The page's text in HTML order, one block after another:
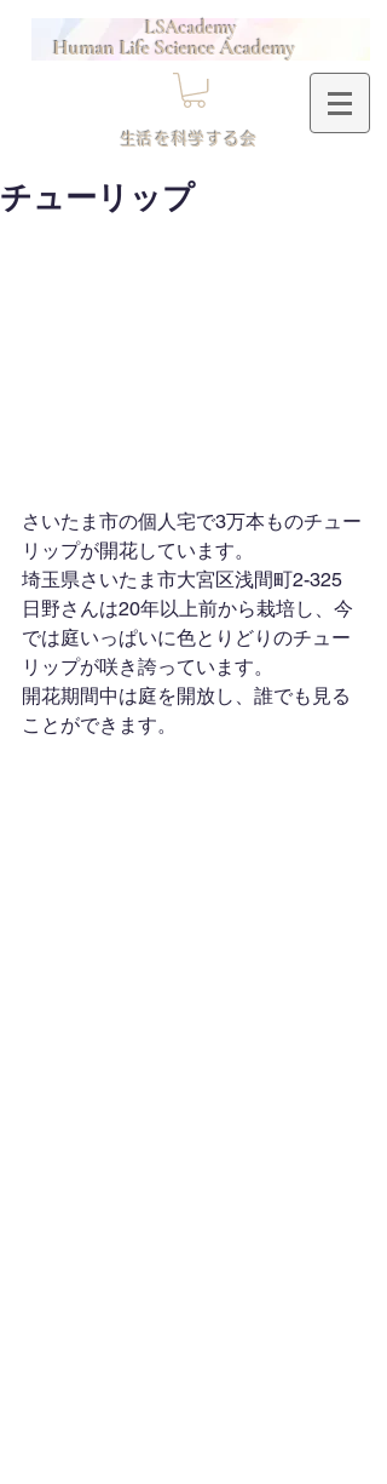
Human Life Science Academy
LSAcademy
​生活を科学する会
チューリップ
さいたま市の個人宅で3万本ものチュー
リップが開花しています。
埼玉県さいたま市大宮区浅間町2-325
日野さんは20年以上前から栽培し、今
では庭いっぱいに色とりどりのチュー
リップが咲き誇っています。
開花期間中は庭を開放し、誰でも見る
ことができます。